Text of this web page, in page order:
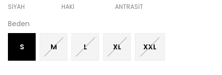
SİYAH HAKİ ANTRASİT
Beden
S M L XL XXL